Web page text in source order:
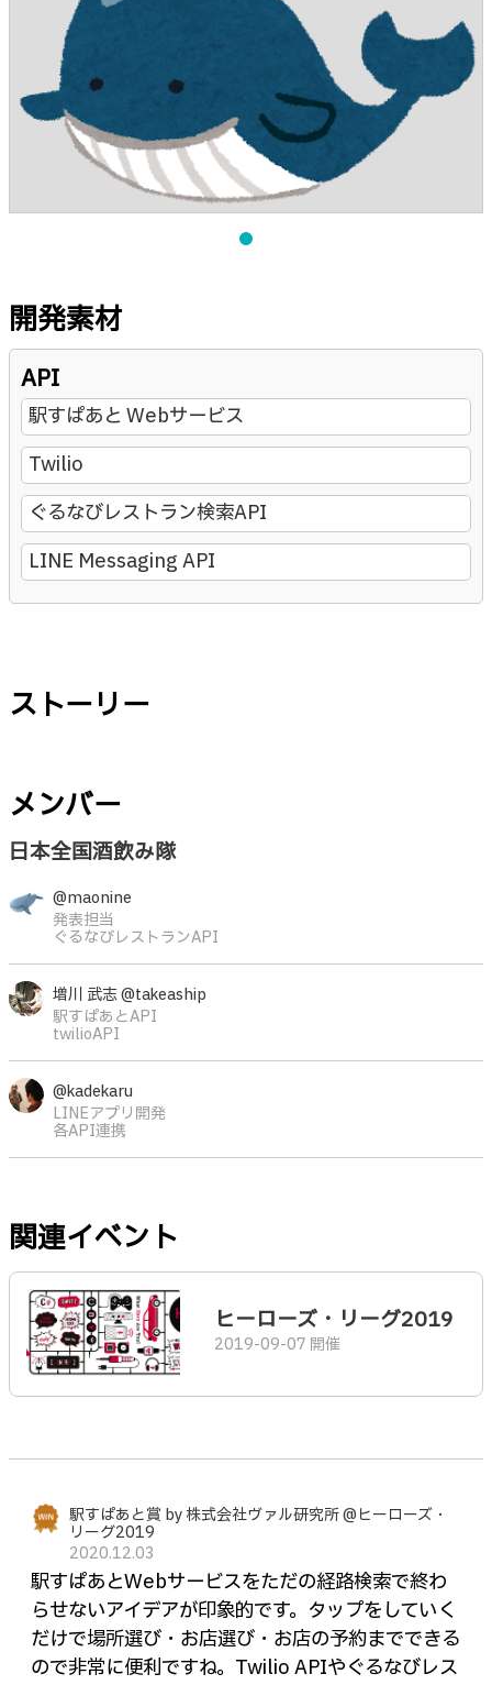
開発素材
API
駅すぱあと Webサービス
Twilio
ぐるなびレストラン検索API
LINE Messaging API
ストーリー
メンバー
日本全国酒飲み隊
@maonine
発表担当
ぐるなびレストランAPI
増川 武志 @takeaship
駅すぱあとAPI
twilioAPI
@kadekaru
LINEアプリ開発
各API連携
関連イベント
ヒーローズ・リーグ2019
2019-09-07 開催
駅すぱあと賞 by 株式会社ヴァル研究所 @ヒーローズ・
リーグ2019
2020.12.03
駅すぱあとWebサービスをただの経路検索で終わ
らせないアイデアが印象的です。タップをしていく
だけで場所選び・お店選び・お店の予約までできる
ので非常に便利ですね。Twilio APIやぐるなびレス